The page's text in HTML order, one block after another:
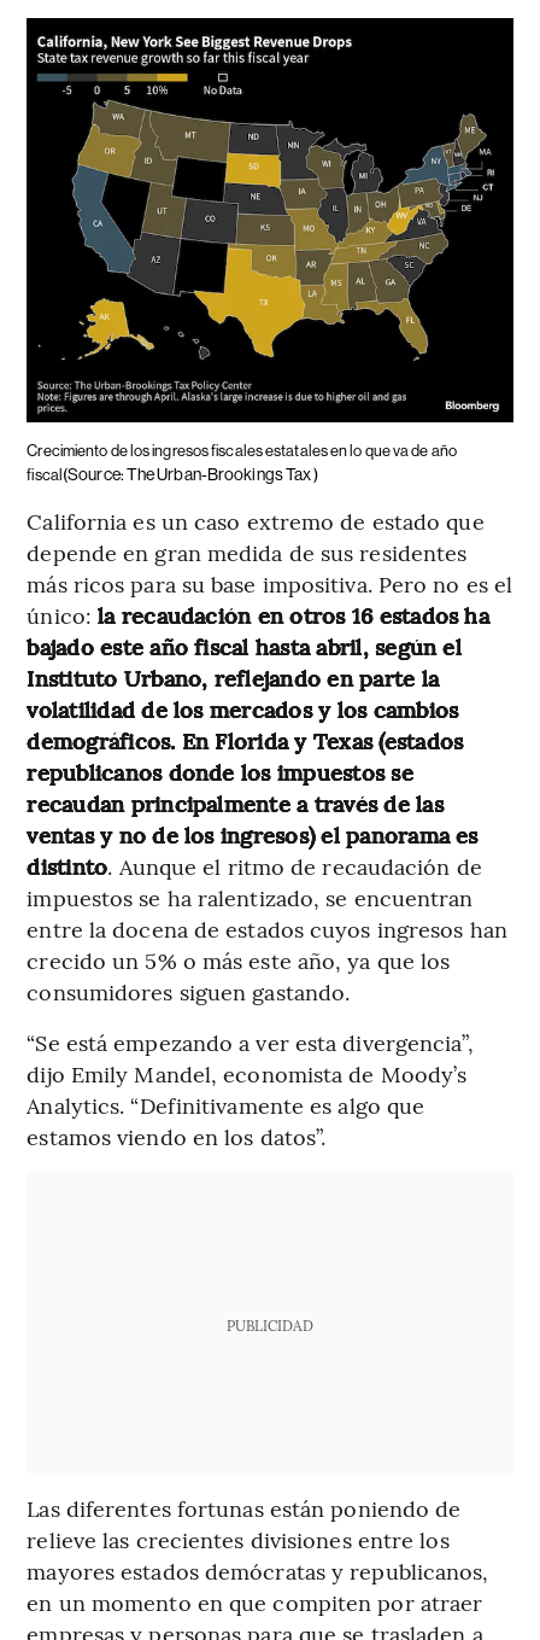
Crecimiento de los ingresos fiscales estatales en lo que va de año
fiscal(Source: The Urban-Brookings Tax )
California es un caso extremo de estado que
depende en gran medida de sus residentes
más ricos para su base impositiva. Pero no es el
único:la recaudación en otros 16 estados ha
bajado este año fiscal hasta abril, según el
Instituto Urbano, reflejando en parte la
volatilidad de los mercados y los cambios
demográficos. En Florida y Texas (estados
republicanos donde los impuestos se
recaudan principalmente a través de las
ventas y no de los ingresos) el panorama es
distinto. Aunque el ritmo de recaudación de
impuestos se ha ralentizado, se encuentran
entre la docena de estados cuyos ingresos han
crecido un 5% o más este año, ya que los
consumidores siguen gastando.
“Se está empezando a ver esta divergencia”,
dijo Emily Mandel, economista de Moody’s
Analytics. “Definitivamente es algo que
estamos viendo en los datos”.
PUBLICIDAD
Las diferentes fortunas están poniendo de
relieve las crecientes divisiones entre los
mayores estados demócratas y republicanos,
en un momento en que compiten por atraer
empresas y personas para que se trasladen a